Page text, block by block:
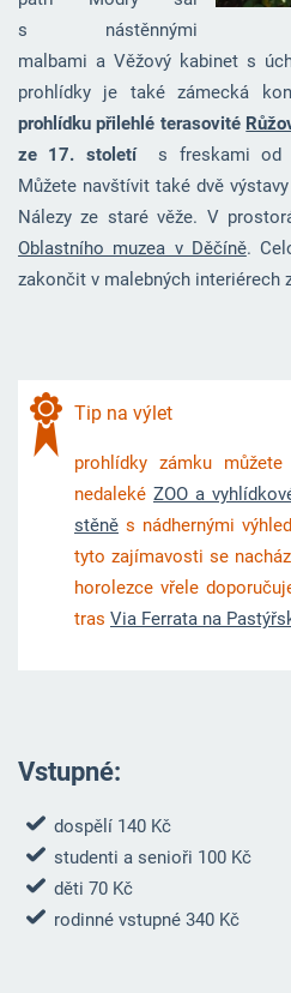
s nástěnnými
malbami a Věžový kabinet s
prohlídky je také zámecká
prohlídku přilehlé terasovité
ze 17. stoletís freskami od
Můžete navštívit také dvě
Nálezy ze staré věže. V
Oblastního muzea v Děčíně.
zakončit v malebných interiérech
Tip na výlet
prohlídky zámku
nedaleké ZOO a
stěněs nádhernými
tyto zajímavosti se
horolezce vřele
tras Via Ferrata na
Vstupné:
dospělí 140 Kč
studenti a senioři 100 Kč
děti 70 Kč
rodinné vstupné 340 Kč